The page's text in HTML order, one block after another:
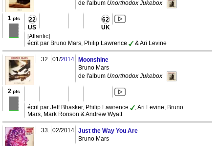
de l'album Unorthodox Jukebox
1 pts 22
US
62
UK
[Atlantic]
écrit par Bruno Mars, Philip Lawrence
& Ari Levine
32. 01/2014
Moonshine
Bruno Mars
de l'album Unorthodox Jukebox
2 pts
écrit par Jeff Bhasker, Philip Lawrence
, Ari Levine, Bruno
Mars, Mark Ronson & Andrew Wyatt
33. 02/2014 Just the Way You Are
Bruno Mars